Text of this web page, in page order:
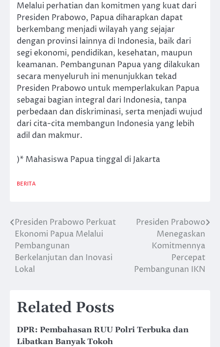
Melalui perhatian dan komitmen yang kuat dari
Presiden Prabowo, Papua diharapkan dapat
berkembang menjadi wilayah yang sejajar
dengan provinsi lainnya di Indonesia, baik dari
segi ekonomi, pendidikan, kesehatan, maupun
keamanan. Pembangunan Papua yang dilakukan
secara menyeluruh ini menunjukkan tekad
Presiden Prabowo untuk memperlakukan Papua
sebagai bagian integral dari Indonesia, tanpa
perbedaan dan diskriminasi, serta menjadi wujud
dari cita-cita membangun Indonesia yang lebih
adil dan makmur.
)* Mahasiswa Papua tinggal di Jakarta
BERITA
Post
navigation
Presiden Prabowo Perkuat
Ekonomi Papua Melalui
Pembangunan
Berkelanjutan dan Inovasi
Lokal
Presiden Prabowo
Menegaskan
Komitmennya
Percepat
Pembangunan IKN
Related Posts
DPR: Pembahasan RUU Polri Terbuka dan
Libatkan Banyak Tokoh